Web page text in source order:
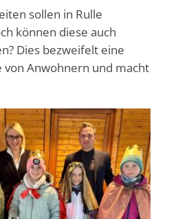
sollen in Rulle
können diese auch
Dies bezweifelt eine
Anwohnern und macht